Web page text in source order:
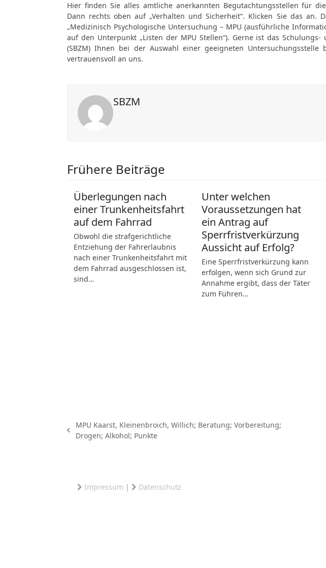
Hier finden Sie alles amtliche anerkannten Begutachtungsstellen für
Dann rechts oben auf „Verhalten und Sicherheit“. Klicken Sie das an.
„Medizinisch Psychologische Untersuchung – MPU (ausführliche
auf den Unterpunkt „Listen der MPU Stellen“). Gerne ist das
(SBZM) Ihnen bei der Auswahl einer geeigneten Untersuchungsstelle
vertrauensvoll an uns.
SBZM
Frühere Beiträge
Überlegungen nach
einer Trunkenheitsfahrt
auf dem Fahrrad
Obwohl die strafgerichtliche
Entziehung der Fahrerlaubnis
nach einer Trunkenheitsfahrt mit
dem Fahrrad ausgeschlossen ist,
sind…
Unter welchen
Voraussetzungen hat
ein Antrag auf
Sperrfristverkürzung
Aussicht auf Erfolg?
Eine Sperrfristverkürzung kann
erfolgen, wenn sich Grund zur
Annahme ergibt, dass der Täter
zum Führen…
vorheriger
MPU Kaarst, Kleinenbroich, Willich; Beratung; Vorbereitung;
Drogen; Alkohol; Punkte
Impressum | Datenschutz